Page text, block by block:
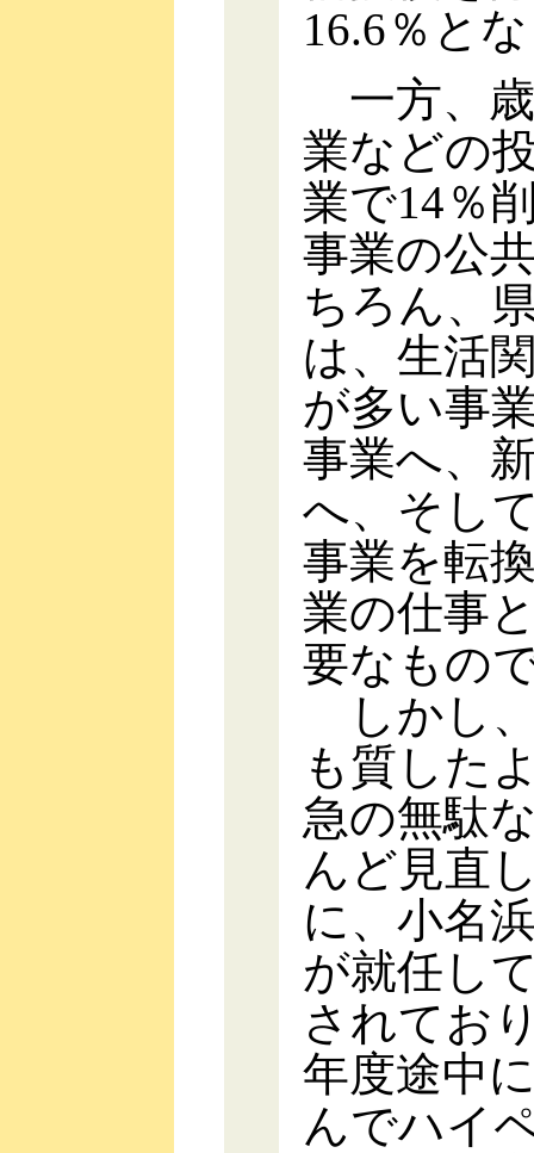
16.6％と
一方、
業などの
業で14％
事業の公
ちろん、
は、生活
が多い事
事業へ、
へ、そし
事業を転
業の仕事
要なもの
しかし
も質した
急の無駄
んど見直
に、小名
が就任し
されてお
年度途中
んでハイ